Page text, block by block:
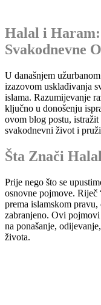
Halal i
Svakodnevne
U današnjem
izazovom usklađivanja
islama. Razumijevanje
ključno u donošenju
ovom blog postu,
svakodnevni život i
Šta Znači
Prije nego što se
osnovne pojmove. Riječ
prema islamskom pravu,
zabranjeno. Ovi pojmovi
na ponašanje,
života.